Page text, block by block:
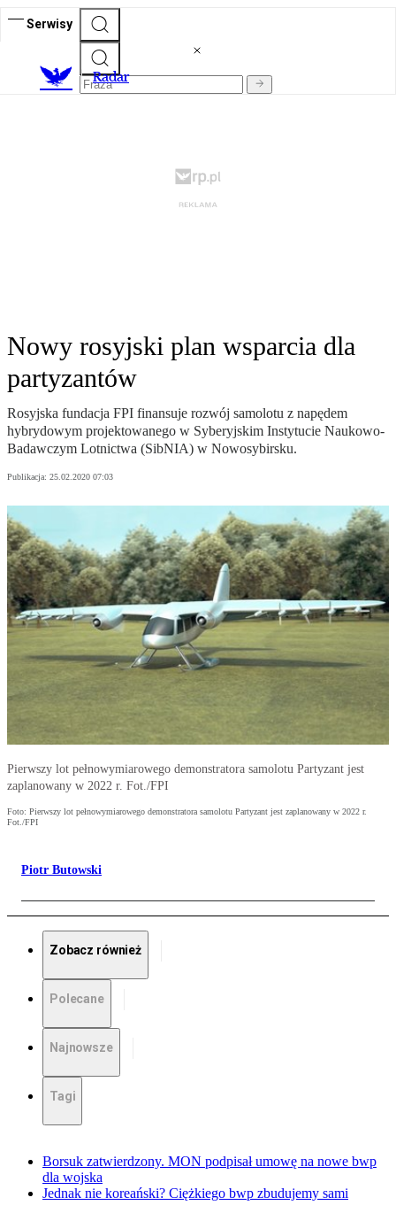
Serwisy
Radar
Nowy rosyjski plan wsparcia dla
partyzantów
Rosyjska fundacja FPI finansuje rozwój samolotu z napędem
hybrydowym projektowanego w Syberyjskim Instytucie Naukowo-
Badawczym Lotnictwa (SibNIA) w Nowosybirsku.
Publikacja: 25.02.2020 07:03
Pierwszy lot pełnowymiarowego demonstratora samolotu Partyzant jest
zaplanowany w 2022 r. Fot./FPI
Foto: Pierwszy lot pełnowymiarowego demonstratora samolotu Partyzant jest zaplanowany w 2022 r.
Fot./FPI
Piotr Butowski
Zobacz również
Polecane
Najnowsze
Tagi
Borsuk zatwierdzony. MON podpisał umowę na nowe bwp
dla wojska
Jednak nie koreański? Ciężkiego bwp zbudujemy sami